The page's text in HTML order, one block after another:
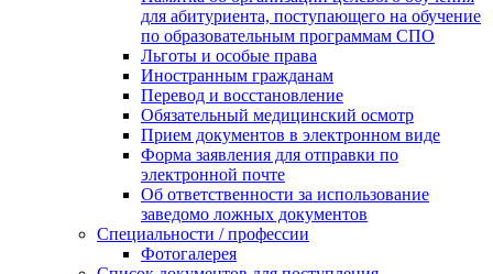
для абитуриента, поступающего на обучение
по образовательным программам СПО
Льготы и особые права
Иностранным гражданам
Перевод и восстановление
Обязательный медицинский осмотр
Прием документов в электронном виде
Форма заявления для отправки по
электронной почте
Об ответственности за использование
заведомо ложных документов
Специальности / профессии
Фотогалерея